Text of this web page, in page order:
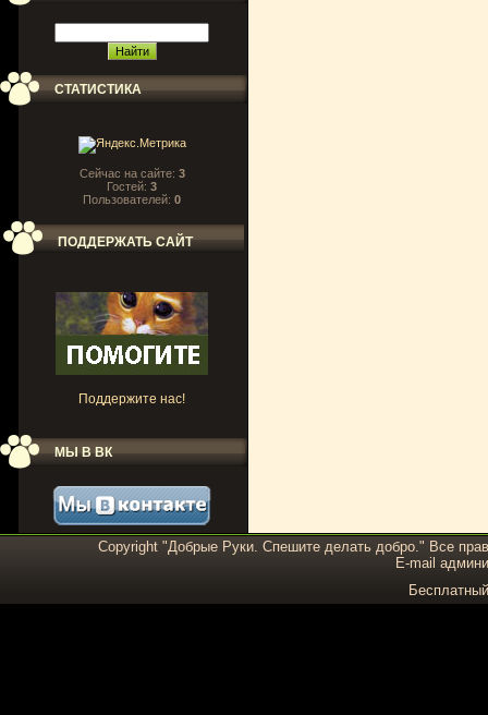
СТАТИСТИКА
Сейчас на сайте: 3
Гостей: 3
Пользователей: 0
ПОДДЕРЖАТЬ САЙТ
Поддержите нас!
МЫ В ВК
Copyright "Добрые Руки. Спешите делать добро." Все
E-mail